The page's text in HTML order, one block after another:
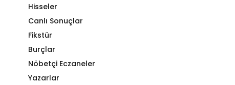
Hisseler
Canlı Sonuçlar
Fikstür
Burçlar
Nöbetçi Eczaneler
Yazarlar